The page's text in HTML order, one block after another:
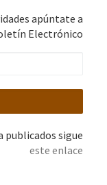
apúntate a
Electrónico
publicados sigue
este enlace